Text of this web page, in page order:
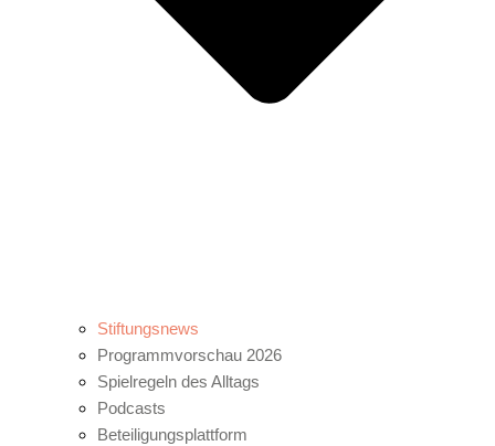
Stiftungsnews
Programmvorschau 2026
Spielregeln des Alltags
Podcasts
Beteiligungsplattform